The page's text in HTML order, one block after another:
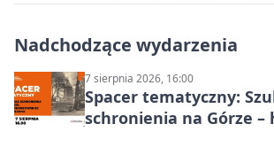
Nadchodzące wydarzenia
7 sierpnia 2026, 16:00
Spacer tematyczny:
schronienia na Górze –